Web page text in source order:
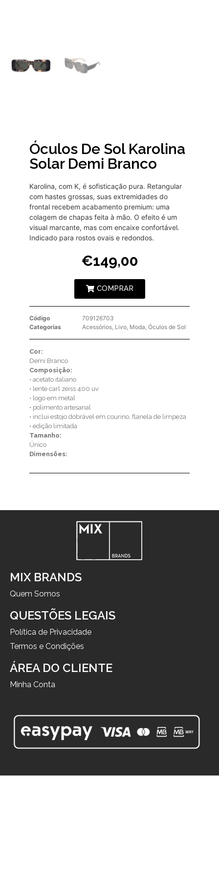
Óculos De Sol Karolina
Solar Demi Branco
Karolina, com K, é sofisticação pura. Retangular
com hastes grossas, suas extremidades do
frontal recebem acabamento premium: uma
colagem de chapas feita à mão. O efeito é um
visual marcante, mas com encaixe confortável.
Indicado para rostos ovais e redondos.
€149,00
COMPRAR
Código
709126703
Categorias
Acessórios Livo Moda Óculos de Sol
Cor:
Demi Branco
Composição:
• acetato italiano
• lente carl zeiss 400 uv
• logo em metal
• polimento artesanal
• inclui estojo dobrável em courino, flanela de limpeza
• edição limitada
Tamanho:
Único
Dimensões:
MIX BRANDS
Quem Somos
QUESTÕES LEGAIS
Política de Privacidade
Termos e Condições
ÁREA DO CLIENTE
Minha Conta